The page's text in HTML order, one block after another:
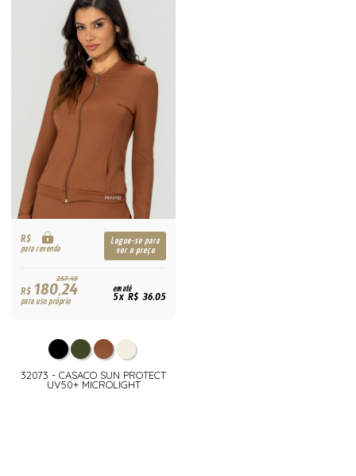
R$
para revenda
Logue-se para
ver o preço
257,49
R$180,24
para uso próprio
em até
5x R$ 36,05
32073 - CASACO SUN PROTECT
UV50+ MICROLIGHT